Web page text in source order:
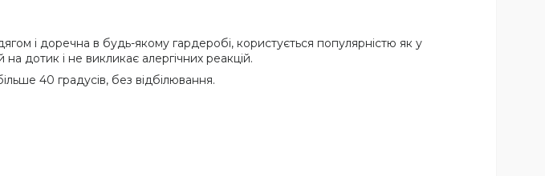
і доречна в будь-якому гардеробі, користується популярністю як у
дотик і не викликає алергічних реакцій.
40 градусів, без відбілювання.